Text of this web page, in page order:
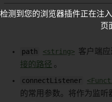
path <string> 客户端
接的路径 。
connectListener
的常用参数。将作为监听
检测到您的浏览器插件正在注
页